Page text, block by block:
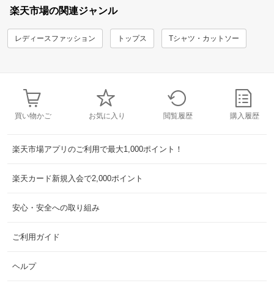
楽天市場の関連ジャンル
レディースファッション トップス Tシャツ・カットソー
買い物かご お気に入り 閲覧履歴 購入履歴
楽天市場アプリのご利用で最大1,000ポイント！
楽天カード新規入会で2,000ポイント
安心・安全への取り組み
ご利用ガイド
ヘルプ